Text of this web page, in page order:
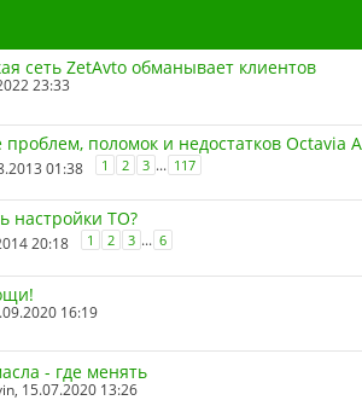
сеть ZetAvto обманывает клиентов
23:33
поломок и недостатков Octavia
01:38 1 2 3 ... 117
настройки ТО?
20:18 1 2 3 ... 6
16:19
- где менять
, 15.07.2020 13:26